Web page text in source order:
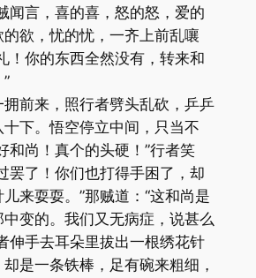
闻言，喜的喜，怒的怒，爱的
欲，忧的忧，一齐上前乱嚷
！你的东西全然没有，转来和
前来，照行者劈头乱砍，乒乒
下。悟空停立中间，只当不
和尚！真个的头硬！”行者笑
罢了！你们也打得手困了，却
来耍耍。”那贼道：“这和尚是
变的。我们又无病症，说甚么
伸手去耳朵里拔出一根绣花针
是一条铁棒，足有碗来粗细，